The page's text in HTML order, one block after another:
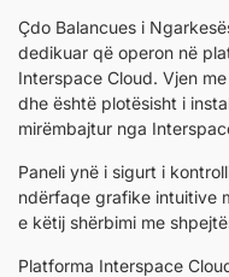
Çdo Balancues i
dedikuar që operon në
Interspace Cloud. Vjen
dhe është plotësisht i
mirëmbajtur nga
Paneli ynë i sigurt i
ndërfaqe grafike intuitive
e këtij shërbimi me
Platforma Interspace